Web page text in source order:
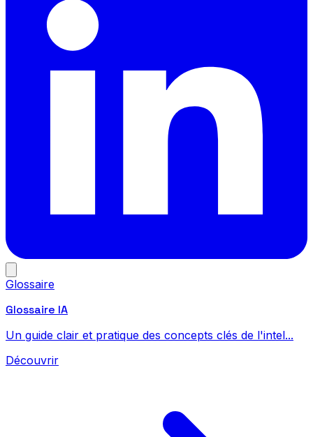
Glossaire
Glossaire IA
Un guide clair et pratique des concepts clés de l'intel...
Découvrir